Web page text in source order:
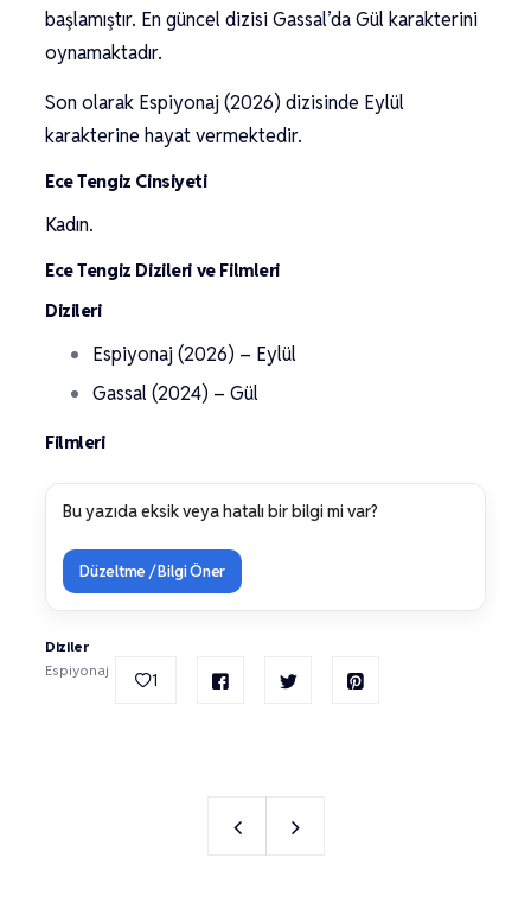
başlamıştır. En güncel dizisi Gassal’da Gül karakterini
oynamaktadır.
Son olarak Espiyonaj (2026) dizisinde Eylül
karakterine hayat vermektedir.
Ece Tengiz Cinsiyeti
Kadın.
Ece Tengiz Dizileri ve Filmleri
Dizileri
Espiyonaj (2026) – Eylül
Gassal (2024) – Gül
Filmleri
Bu yazıda eksik veya hatalı bir bilgi mi var?
Düzeltme / Bilgi Öner
Diziler
Espiyonaj
1